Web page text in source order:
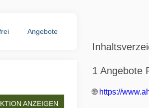
Angebote
ANZEIGEN
1 Angebote
🌐 https://